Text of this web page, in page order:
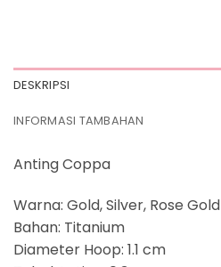
DESKRIPSI
INFORMASI TAMBAHAN
Anting Coppa
Warna: Gold, Silver, Rose Gold
Bahan: Titanium
Diameter Hoop: 1.1 cm